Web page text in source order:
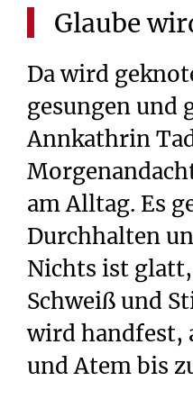
Glaube
Da wird
gesungen und
Annkathrin
am Alltag. Es
Durchhalten
Nichts ist
Schweiß und
wird handfest,
und Atem bis